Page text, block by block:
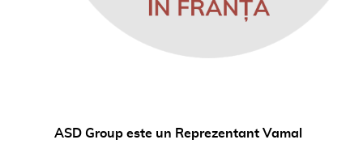
ASD Group este un Reprezentant Vamal